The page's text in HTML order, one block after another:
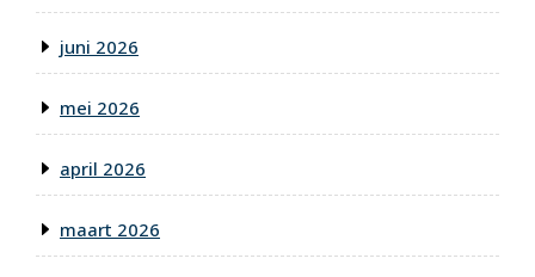
juni 2026
mei 2026
april 2026
maart 2026